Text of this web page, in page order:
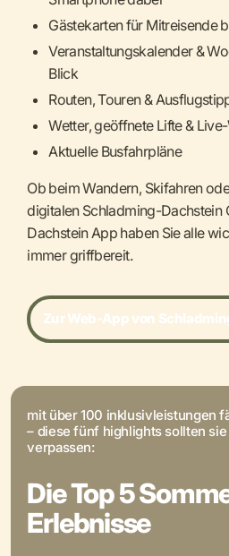
Gästekarten für Mitreisende
Veranstaltungskalender &
Blick
Routen, Touren &
Wetter, geöffnete Lifte &
Aktuelle Busfahrpläne
Ob beim Wandern, Skifahren
digitalen Schladming-Dachstein
Dachstein App haben Sie alle
immer griffbereit.
Zur Web-App von
mit über 100 inklusivleistungen
– diese fünf highlights sollten
verpassen:
Die Top 5
Erlebnisse